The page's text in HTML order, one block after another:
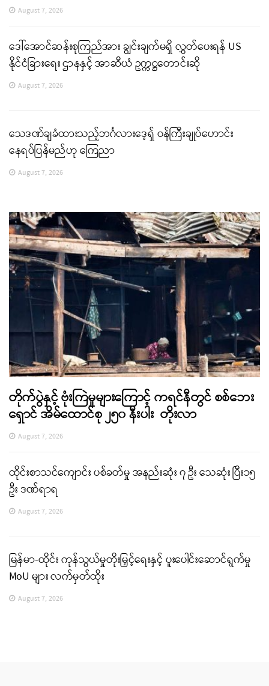
August 7, 2026
ဒေါ်အောင်ဆန်းစုကြည်အား ချွင်းချက်မရှိ လွှတ်ပေးရန် US
နိုင်ငံခြားရေး ဌာနနှင့် အာဆီယံ ဥက္ကဋ္ဌတောင်းဆို
August 7, 2026
သေဒဏ်ချခံထားသည့်ဘင်္ဂလားဒေ့ရှ် ဝန်ကြီးချုပ်ဟောင်း
နေရပ်ပြန်မည်ဟု ကြေညာ
August 7, 2026
တိုက်ပွဲနှင့် ဗုံးကြဲမှုများကြောင့် ကရင်နီတွင် စစ်ဘေး
ရှောင် အိမ်ထောင်စု ၂၅၀ နီးပါး တိုးလာ
August 7, 2026
ထိုင်းစာသင်ကျောင်း ပစ်ခတ်မှု အနည်းဆုံး ၇ ဦး သေဆုံး ပြီး၁၅
ဦး ဒဏ်ရာရ
August 7, 2026
မြန်မာ-ထိုင်း ကုန်သွယ်မှုတိုးမြှင့်ရေးနှင့် ပူးပေါင်းဆောင်ရွက်မှု
MoU များ လက်မှတ်ထိုး
August 7, 2026